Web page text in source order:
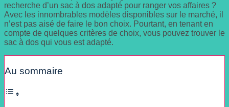
recherche d’un sac à dos adapté pour ranger vos affaires ?
Avec les innombrables modèles disponibles sur le marché, il
n’est pas aisé de faire le bon choix. Pourtant, en tenant en
compte de quelques critères de choix, vous pouvez trouver le
sac à dos qui vous est adapté.
Au sommaire